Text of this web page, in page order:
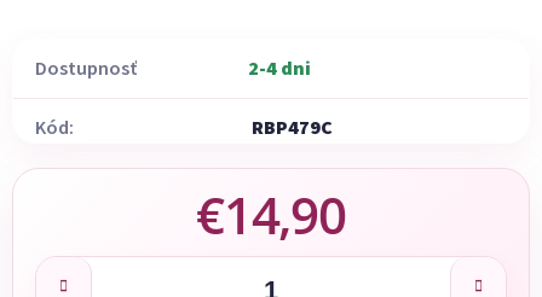
Dostupnosť 2-4 dni
Kód: RBP479C
€14,90
Jednotková cena: